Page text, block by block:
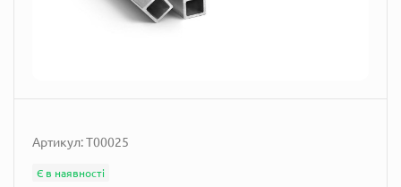
Артикул:T00025
Є в наявності